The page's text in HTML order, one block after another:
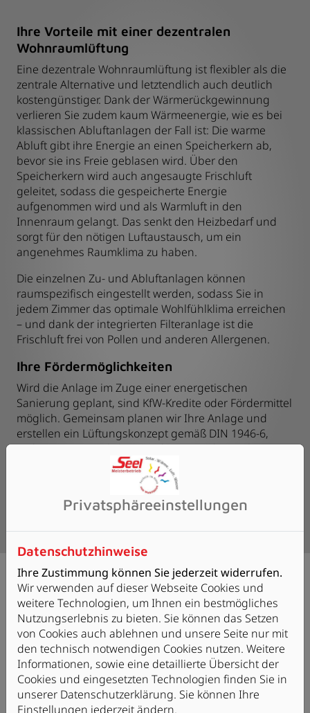
Ihre Vorteile mit einer dezentralen
Wohnraumlüftung
Eine dezentrale Wohnraumlüftung ist flexibler als die
zentrale Alternative und letztendlich auch deutlich
kostengünstiger. Dank der Wärmerückgewinnung
verlieren Sie zudem kaum Wärmeenergie, wie es bei
klassischen Abluftanlagen der Fall ist: Die warme
Abluft gibt ihre Energie an einen Speicherkern ab,
bevor sie ins Freie geblasen wird. Über den
Speicherkern wird auch angesaugte Frischluft
geleitet, sodass die gespeicherte Energie
aufgenommen wird und als Warmluft in den
Innenraum gelangt. Das senkt den Heizbedarf und
sorgt für den nötigen Luftaustausch, um ein
angenehmes Raumklima zu haben.
Die einzelnen Zu- und Abluftanlagen können
raumspezifisch eingestellt werden, sodass Sie in
jedem Zimmer das optimale Wohlfühlklima erreichen
– und dank der integrierten Filteranlage ist die
Frischluft frei von Pollen und anderen Allergenen.
Ihre Fördermöglichkeiten
Wird die Anlage im Zuge einer energetischen
Sanierung geplant, sind KfW-Kredite oder Fördermittel
möglich. Gemeinsam planen wir Ihre Anlage und
erstellen ein Lüftungskonzept gemäß DIN 1946-6,
sodass einer möglichen Förderung nichts mehr im
Weg steht. Gerne beraten wir Sie ausführlicher zu den
Möglichkeiten einer Förderung!
Privatsphäre­einstellungen
Datenschutzhinweise
Ihre Zustimmung können Sie jederzeit widerrufen.
Wir verwenden auf dieser Webseite Cookies und
weitere Technologien, um Ihnen ein bestmögliches
Nutzungserlebnis zu bieten. Sie können das Setzen
von Cookies auch ablehnen und unsere Seite nur mit
den technisch notwendigen Cookies nutzen. Weitere
Informationen, sowie eine detaillierte Übersicht der
Cookies und eingesetzten Technologien finden Sie in
unserer Datenschutzerklärung. Sie können Ihre
Einstellungen jederzeit ändern.